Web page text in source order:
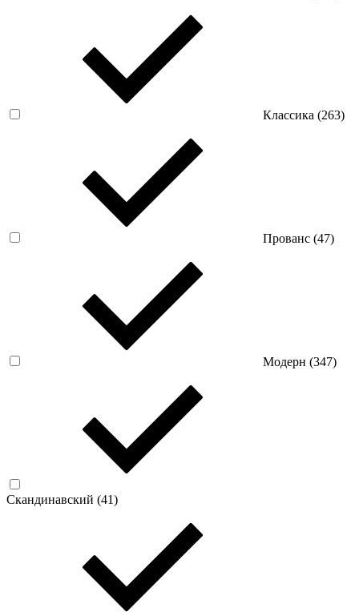
Классика (263)
Прованс (47)
Модерн (347)
Скандинавский (41)